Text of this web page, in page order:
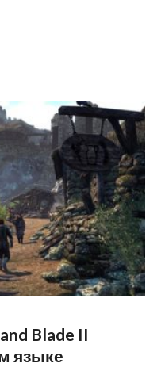
Blade II
языке